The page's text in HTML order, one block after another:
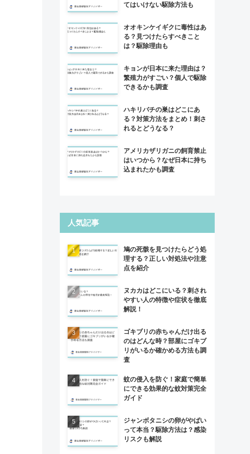
てはいけない駆除方法も
オオキンケイギクに毒性はあ
る？見つけたらすべきこと
は？駆除理由も
キョンが日本に来た理由は？
繁殖力がすごい？個人で駆除
できるかも調査
ハキリバチの巣はどこにあ
る？対策方法をまとめ！刺さ
れるとどうなる？
アメリカザリガニの飼育禁止
はいつから？なぜ日本に持ち
込まれたかも調査
人気記事
鳩の死骸を見つけたらどう処
理する？正しい対処法や注意
点を紹介
ヌカカはどこにいる？刺され
やすい人の特徴や症状を徹底
解説！
ゴキブリの赤ちゃんだけ出る
のはどんな時？部屋にゴキブ
リがいるか確かめる方法も調
査
蚊の侵入を防ぐ！家庭で簡単
にできる効果的な蚊対策完全
ガイド
ジャンボタニシの卵がやばい
って本当？駆除方法は？感染
リスクも解説